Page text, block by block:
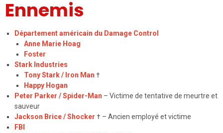
Ennemis
Département américain du Damage Control
Anne Marie Hoag
Foster
Stark Industries
Tony Stark / Iron Man †
Happy Hogan
Peter Parker / Spider-Man – Victime de tentative de meurtre et
sauveur
Jackson Brice / Shocker † – Ancien employé et victime
FBI